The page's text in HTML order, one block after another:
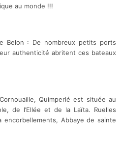
au monde !!!
Belon : De nombreux petits ports
authenticité abritent ces bateaux
Quimperlé est située au
de l’Ellée et de la Laïta. Ruelles
encorbellements, Abbaye de sainte